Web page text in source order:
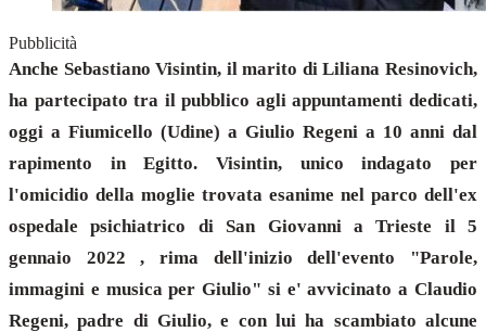
Pubblicità
Anche Sebastiano Visintin, il marito di Liliana Resinovich,
ha partecipato tra il pubblico agli appuntamenti dedicati,
oggi a Fiumicello (Udine) a Giulio Regeni a 10 anni dal
rapimento in Egitto. Visintin, unico indagato per
l'omicidio della moglie trovata esanime nel parco dell'ex
ospedale psichiatrico di San Giovanni a Trieste il 5
gennaio 2022 , rima dell'inizio dell'evento "Parole,
immagini e musica per Giulio" si e' avvicinato a Claudio
Regeni, padre di Giulio, e con lui ha scambiato alcune